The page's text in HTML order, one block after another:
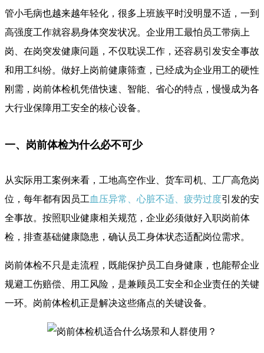
管小毛病也越来越年轻化，很多上班族平时没明显不适，一到
高强度工作就容易身体突发状况。企业用工最怕员工带病上
岗、在岗突发健康问题，不仅耽误工作，还容易引发安全事故
和用工纠纷。做好上岗前健康筛查，已经成为企业用工的硬性
刚需，岗前体检机凭借快速、智能、省心的特点，慢慢成为各
大行业保障用工安全的核心设备。
一、岗前体检为什么必不可少
从实际用工案例来看，工地高空作业、货车司机、工厂高危岗
位，每年都有因员工血压异常、心脏不适、疲劳过度引发的安
全事故。按照职业健康相关规范，企业必须做好入职岗前体
检，排查基础健康隐患，确认员工身体状态适配岗位需求。
岗前体检不只是走流程，既能保护员工自身健康，也能帮企业
规避工伤赔偿、用工风险，是兼顾员工安全和企业责任的关键
一环。岗前体检机正是解决这些痛点的关键设备。